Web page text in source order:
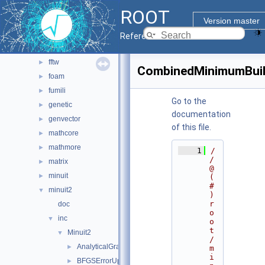
ROOT
Version master
Reference Guide
► main
▼ math
doc
► experimental
► fftw
► foam
► fumili
► genetic
► genvector
► mathcore
► mathmore
► matrix
► minuit
▼
minuit2
doc
▼ inc
▼ Minuit2
► AnalyticalGradientCalculator.h
► BFGSErrorUpdator.h
Go to the
documentation
of this file.
    1
/
/
@
(
#
)
r
o
o
t
/
m
i